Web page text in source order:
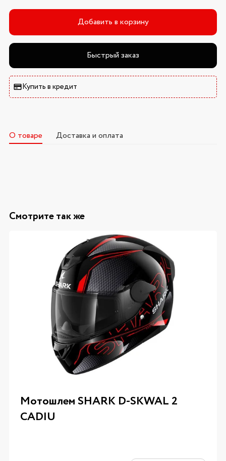
Добавить в корзину
Быстрый заказ
Купить в кредит
О товаре Доставка и оплата
Смотрите так же
Мотошлем SHARK D-SKWAL 2
CADIU